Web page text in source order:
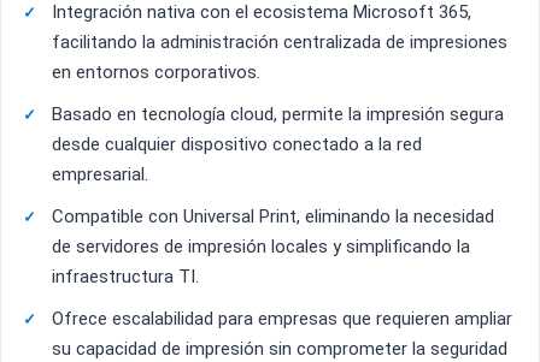
Integración nativa con el ecosistema Microsoft 365,
facilitando la administración centralizada de impresiones
en entornos corporativos.
Basado en tecnología cloud, permite la impresión segura
desde cualquier dispositivo conectado a la red
empresarial.
Compatible con Universal Print, eliminando la necesidad
de servidores de impresión locales y simplificando la
infraestructura TI.
Ofrece escalabilidad para empresas que requieren ampliar
su capacidad de impresión sin comprometer la seguridad